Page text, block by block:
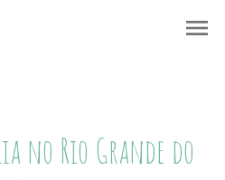
menu
no Rio Grande do